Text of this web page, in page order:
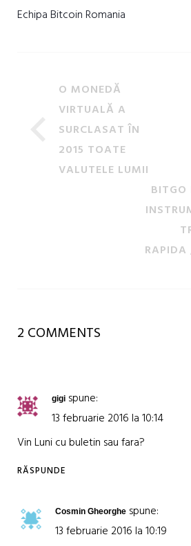
Echipa Bitcoin Romania
O MONEDĂ
VIRTUALĂ A
SURCLASAT ÎN
2015 TOATE
VALUTELE LUMII
BITGO
RAPIDA
2 COMMENTS
gigi spune:
13 februarie 2016 la 10:14
Vin Luni cu buletin sau fara?
RĂSPUNDE
Cosmin Gheorghe spune:
13 februarie 2016 la 10:19